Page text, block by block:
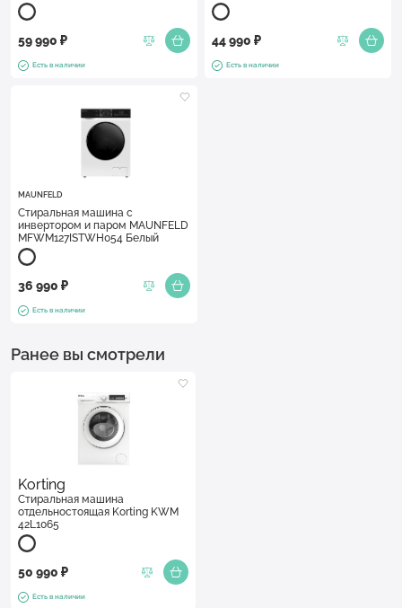
59 990 ₽
Есть в наличии
44 990 ₽
Есть в наличии
MAUNFELD
Стиральная машина с
инвертором и паром MAUNFELD
MFWM127ISTWH054 Белый
36 990 ₽
Есть в наличии
Ранее вы смотрели
Korting
Стиральная машина
отдельностоящая Korting KWM
42L1065
50 990 ₽
Есть в наличии